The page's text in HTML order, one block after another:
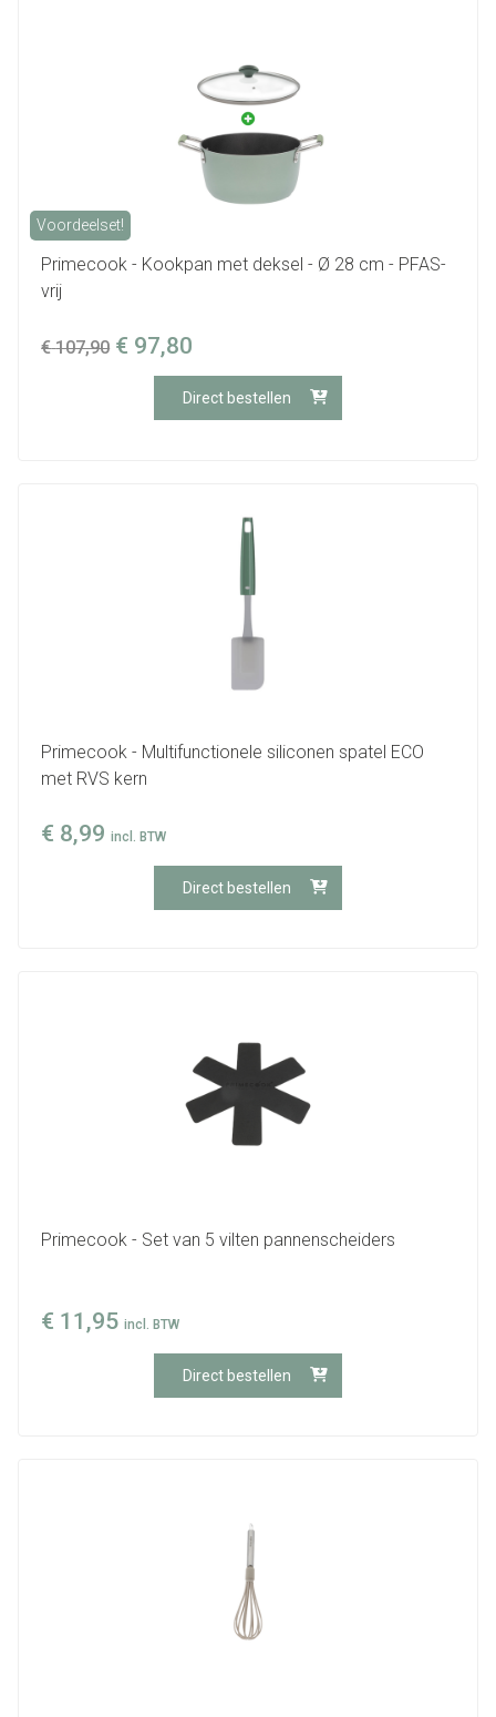
Voordeelset!
Primecook - Kookpan met deksel - Ø 28 cm - PFAS-
vrij
€ 107,90 € 97,80
Direct bestellen
Primecook - Multifunctionele siliconen spatel ECO
met RVS kern
€ 8,99 incl. BTW
Direct bestellen
Primecook - Set van 5 vilten pannenscheiders
€ 11,95 incl. BTW
Direct bestellen